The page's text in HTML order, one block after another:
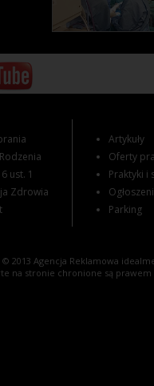
ust. 1
Zdrowia
Artykuły
Oferty
Praktyki i
Parking
2013 Agencja Reklamowa
na stronie chronione są